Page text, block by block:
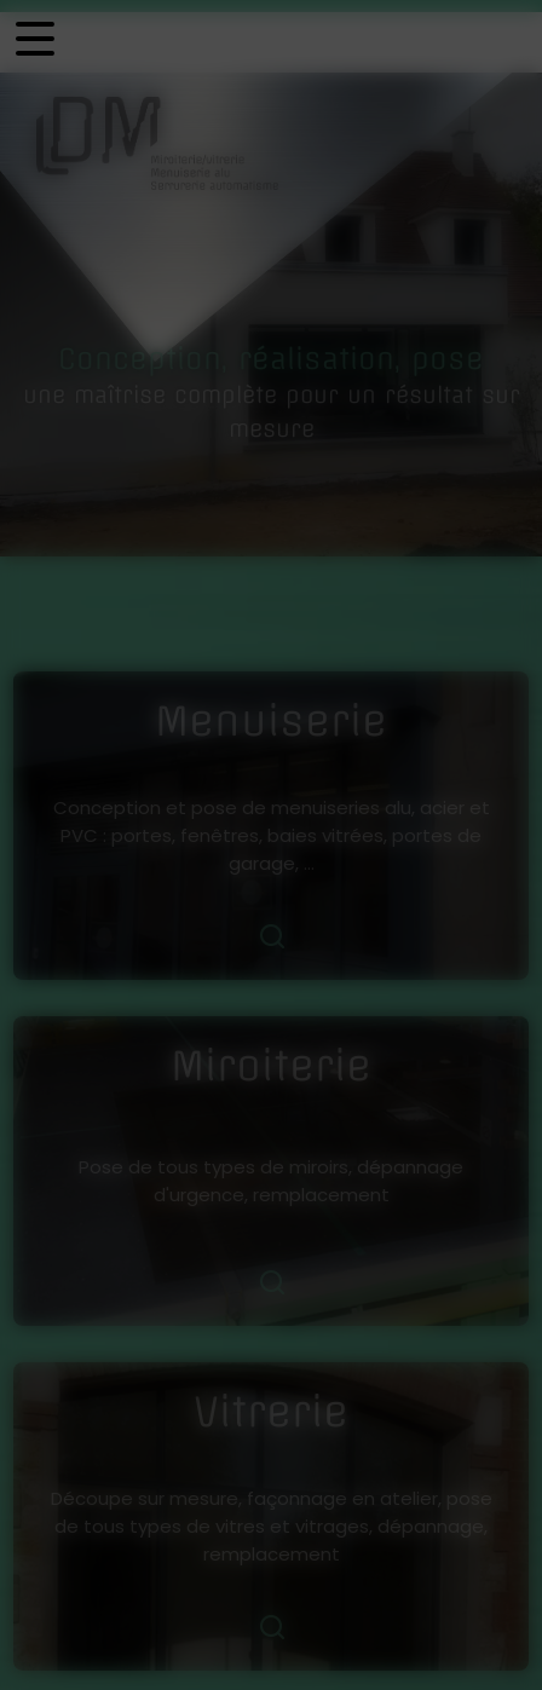
Panneau de gestion des cookies
Conception, réalisation, pose
une maîtrise complète pour un résultat sur
mesure
Menuiserie
Conception et pose de menuiseries alu, acier et
PVC : portes, fenêtres, baies vitrées, portes de
garage, ...
Miroiterie
Pose de tous types de miroirs, dépannage
d'urgence, remplacement
Vitrerie
Découpe sur mesure, façonnage en atelier, pose
de tous types de vitres et vitrages, dépannage,
remplacement